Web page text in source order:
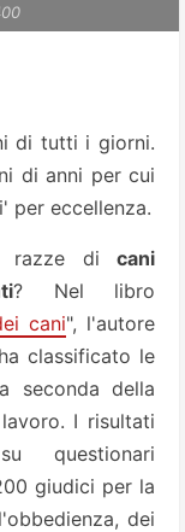
di tutti i giorni.
di anni per cui
per eccellenza.
razze di cani
? Nel libro
cani", l'autore
classificato le
seconda della
I risultati
questionari
giudici per la
dei